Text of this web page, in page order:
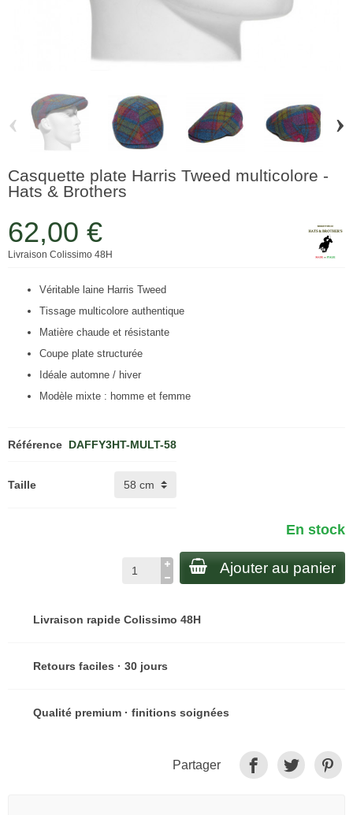
‹ ›
Casquette plate Harris Tweed multicolore -
Hats & Brothers
62,00 €
Livraison Colissimo 48H
Véritable laine Harris Tweed
Tissage multicolore authentique
Matière chaude et résistante
Coupe plate structurée
Idéale automne / hiver
Modèle mixte : homme et femme
Référence DAFFY3HT-MULT-58
Taille
En stock
Ajouter au panier
Livraison rapide Colissimo 48H
Retours faciles · 30 jours
Qualité premium · finitions soignées
Partager